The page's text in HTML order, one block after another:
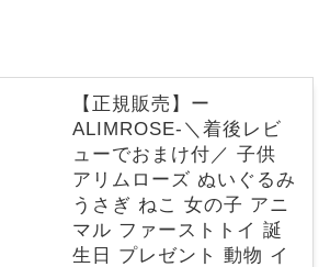
【正規販売】ー
ALIMROSE-＼着後レビ
ューでおまけ付／ 子供
アリムローズ ぬいぐるみ
うさぎ ねこ 女の子 アニ
マル ファーストトイ 誕
生日 プレゼント 動物 イ